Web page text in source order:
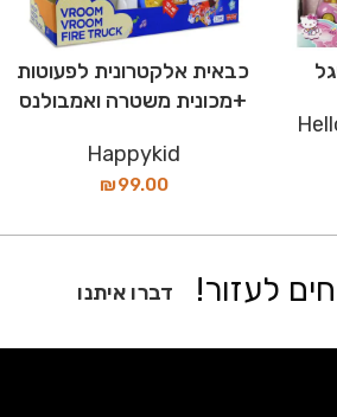
כבאית אלקטרונית לפעוטות
+מכונית משטרה ואמבולנס
Happykid
₪99.00
לעזור! דברו איתנו